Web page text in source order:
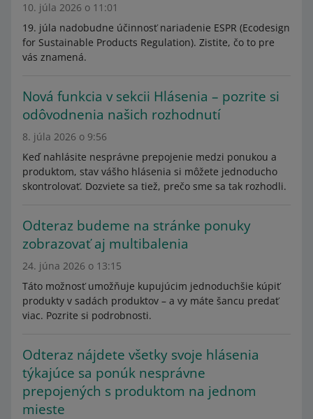
10. júla 2026 o 11:01
19. júla nadobudne účinnosť nariadenie ESPR (Ecodesign
for Sustainable Products Regulation). Zistite, čo to pre
vás znamená.
Nová funkcia v sekcii Hlásenia – pozrite si
odôvodnenia našich rozhodnutí
8. júla 2026 o 9:56
Keď nahlásite nesprávne prepojenie medzi ponukou a
produktom, stav vášho hlásenia si môžete jednoducho
skontrolovať. Dozviete sa tiež, prečo sme sa tak rozhodli.
Odteraz budeme na stránke ponuky
zobrazovať aj multibalenia
24. júna 2026 o 13:15
Táto možnosť umožňuje kupujúcim jednoduchšie kúpiť
produkty v sadách produktov – a vy máte šancu predať
viac. Pozrite si podrobnosti.
Odteraz nájdete všetky svoje hlásenia
týkajúce sa ponúk nesprávne
prepojených s produktom na jednom
mieste